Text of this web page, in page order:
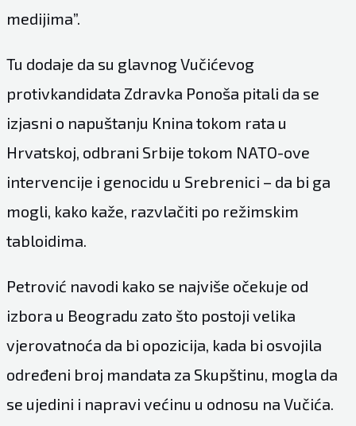
medijima”.
Tu dodaje da su glavnog Vučićevog
protivkandidata Zdravka Ponoša pitali da se
izjasni o napuštanju Knina tokom rata u
Hrvatskoj, odbrani Srbije tokom NATO-ove
intervencije i genocidu u Srebrenici – da bi ga
mogli, kako kaže, razvlačiti po režimskim
tabloidima.
Petrović navodi kako se najviše očekuje od
izbora u Beogradu zato što postoji velika
vjerovatnoća da bi opozicija, kada bi osvojila
određeni broj mandata za Skupštinu, mogla da
se ujedini i napravi većinu u odnosu na Vučića.